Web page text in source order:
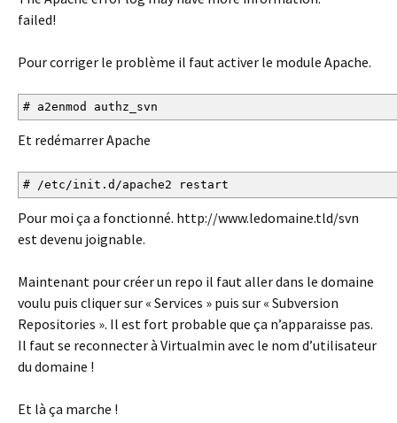
failed!
Pour corriger le problème il faut activer le module Apache.
# a2enmod authz_svn
Et redémarrer Apache
# /etc/init.d/apache2 restart
Pour moi ça a fonctionné. http://www.ledomaine.tld/svn
est devenu joignable.
Maintenant pour créer un repo il faut aller dans le domaine
voulu puis cliquer sur « Services » puis sur « Subversion
Repositories ». Il est fort probable que ça n’apparaisse pas.
Il faut se reconnecter à Virtualmin avec le nom d’utilisateur
du domaine !
Et là ça marche !